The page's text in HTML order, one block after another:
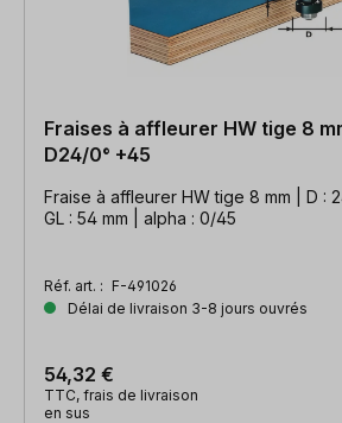
Fraises à affleurer HW tige 8
D24/0° +45
Fraise à affleurer HW tige 8 mm | D : 24
GL : 54 mm | alpha : 0/45
Réf. art. : F-491026
Délai de livraison 3-8 jours ouvrés
54,32 €
TTC, frais de livraison
en sus